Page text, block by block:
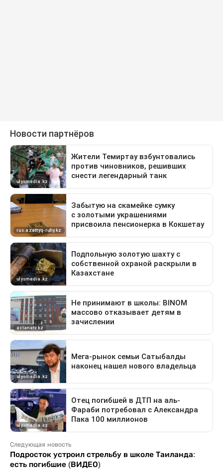
Следующая новость
Подросток устроил стрельбу в школе Таиланда:
есть погибшие (ВИДЕО)